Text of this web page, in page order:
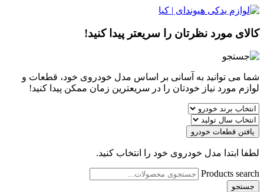
کالای مورد نظرتان را سریعتر پیدا کنید!
شما می توانید به آسانی بر اساس مدل خودروی خود، قطعات و
لوازم مورد نیاز خودتان را در سریعترین زمان ممکن پیدا کنید!
یافتن قطعات خودرو
لطفا ابتدا مدل خودروی خود را انتخاب کنید.
Products search
جستجو